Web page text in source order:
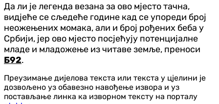
Да ли је легенда везана за ово мјесто тачна,
видјеће се сљедеће године кад се упореди број
неожењених момака, али и број рођених беба у
Србији, јер ово мјесто посјећују потенцијалне
младе и младожење из читаве земље, преноси
Б92.
Преузимање дијелова текста или текста у цјелини је
дозвољено уз обавезно навођење извора и уз
постављање линка ка изворном тексту на порталу